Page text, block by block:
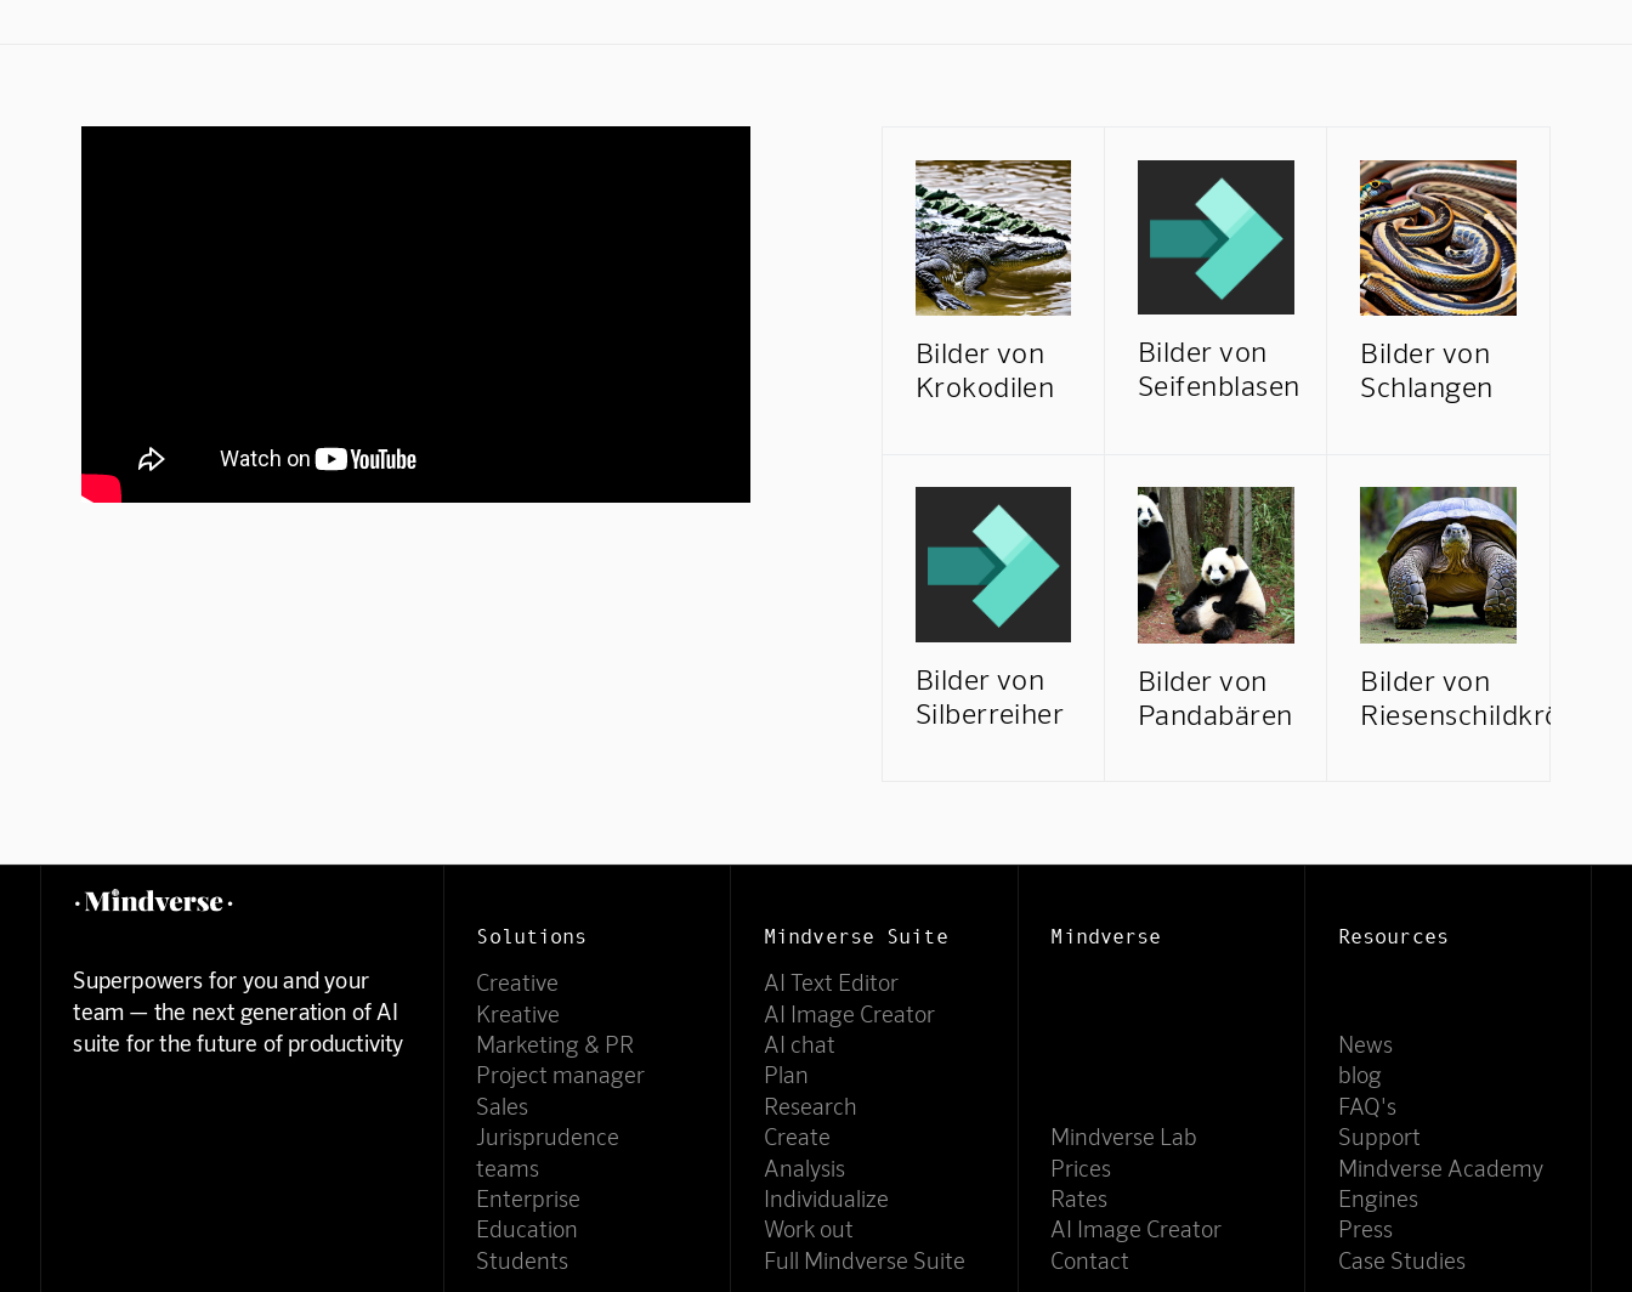
Mindverse Support
Online · KI-Assistent
Bilder von
Krokodilen
Bilder von
Seifenblasen
Bilder von
Schlangen
Bilder von
Silberreiher
Bilder von
Pandabären
Bilder von
Riesenschildkröten
Superpowers for you and your
team — the next generation of AI
suite for the future of productivity
Solutions
Creative
Kreative
Marketing & PR
Project manager
Sales
Jurisprudence
teams
Enterprise
Education
Students
Mindverse Suite
AI Text Editor
AI Image Creator
AI chat
Plan
Research
Create
Analysis
Individualize
Work out
Full Mindverse Suite
Mindverse
Mindverse Lab
Prices
Rates
AI Image Creator
Contact
Resources
News
blog
FAQ's
Support
Mindverse Academy
Engines
Press
Case Studies